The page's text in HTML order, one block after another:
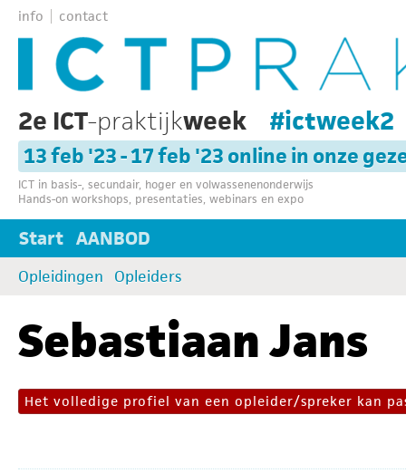
info contact
2e ICT-praktijkweek #ictweek2
13 feb '23 - 17 feb '23 online in onze
ICT in basis-, secundair, hoger en volwassenenonderwijs
Hands-on workshops, presentaties, webinars en expo
Start AANBOD
Opleidingen Opleiders
Sebastiaan Jans
Het volledige profiel van een opleider/spreker kan